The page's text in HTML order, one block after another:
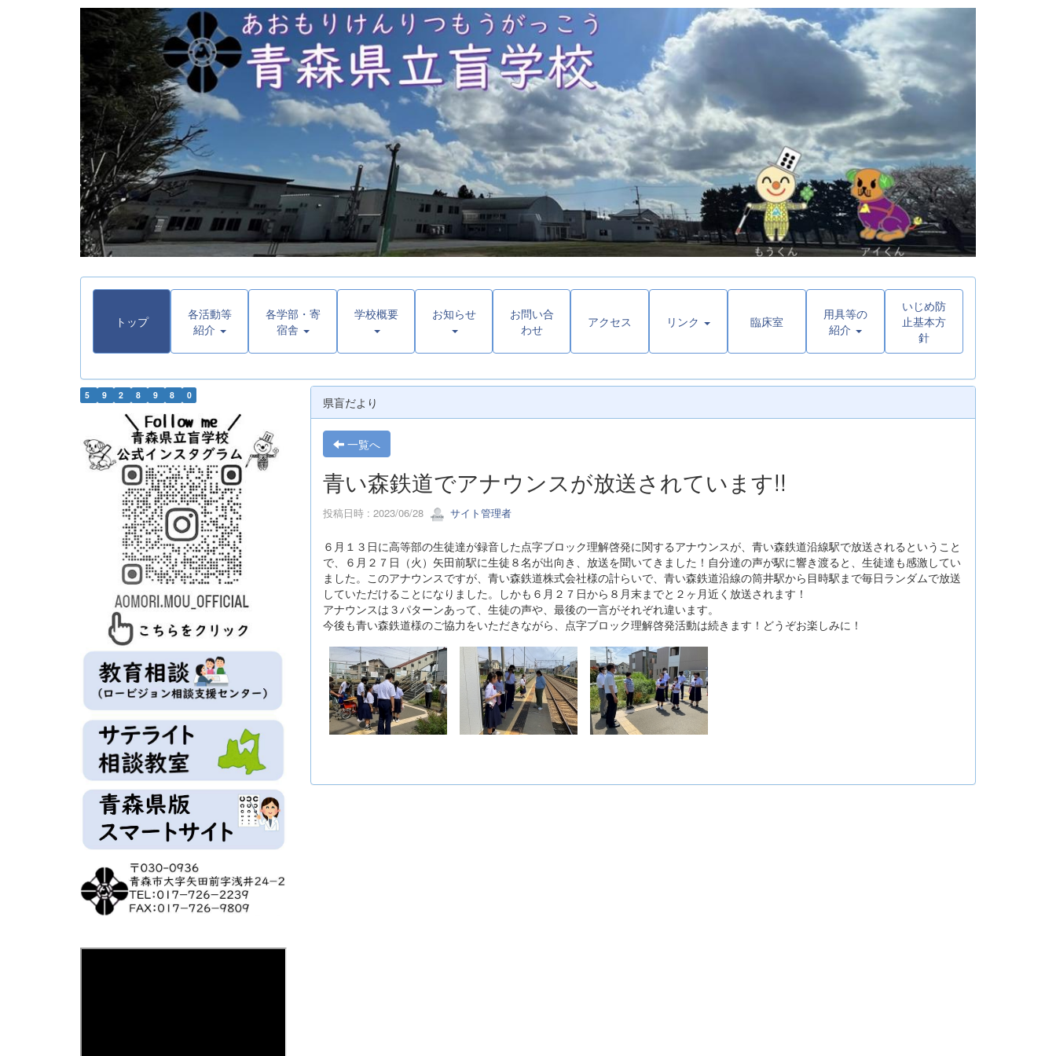
トップ
各活動等
紹介
各学部・寄
宿舎
学校概要 お知らせ
お問い合
わせ
アクセス リンク 臨床室
用具等の
紹介
いじめ防
止基本方
針
県盲だより
一覧へ
青い森鉄道でアナウンスが放送されています!!
投稿日時 : 2023/06/28 サイト管理者
６月１３日に高等部の生徒達が録音した点字ブロック理解啓発に関するアナウンスが、青い森鉄道沿線駅で放送されるということ
で、６月２７日（火）矢田前駅に生徒８名が出向き、放送を聞いてきました！自分達の声が駅に響き渡ると、生徒達も感激してい
ました。このアナウンスですが、青い森鉄道株式会社様の計らいで、青い森鉄道沿線の筒井駅から目時駅まで毎日ランダムで放送
していただけることになりました。しかも６月２７日から８月末までと２ヶ月近く放送されます！
アナウンスは３パターンあって、生徒の声や、最後の一言がそれぞれ違います。
今後も青い森鉄道様のご協力をいただきながら、点字ブロック理解啓発活動は続きます！どうぞお楽しみに！
5 9 2 8 9 8 0